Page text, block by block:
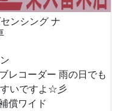
ンシング ナ
レコーダー 雨の日でも
いですよ☆彡
償ワイド